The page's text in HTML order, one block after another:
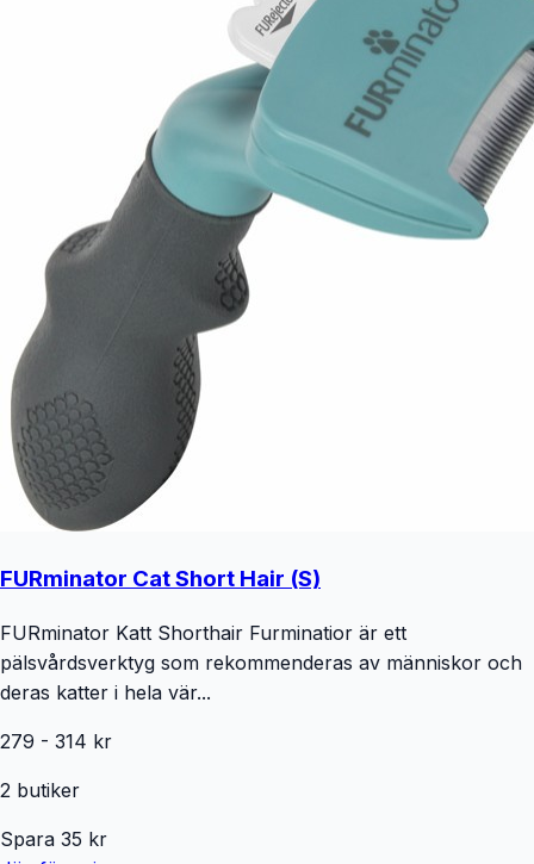
FURminator Cat Short Hair (S)
FURminator Katt Shorthair Furminatior är ett
pälsvårdsverktyg som rekommenderas av människor och
deras katter i hela vär...
279 - 314 kr
2 butiker
Spara 35 kr